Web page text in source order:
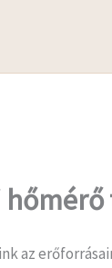
hőmérő
az